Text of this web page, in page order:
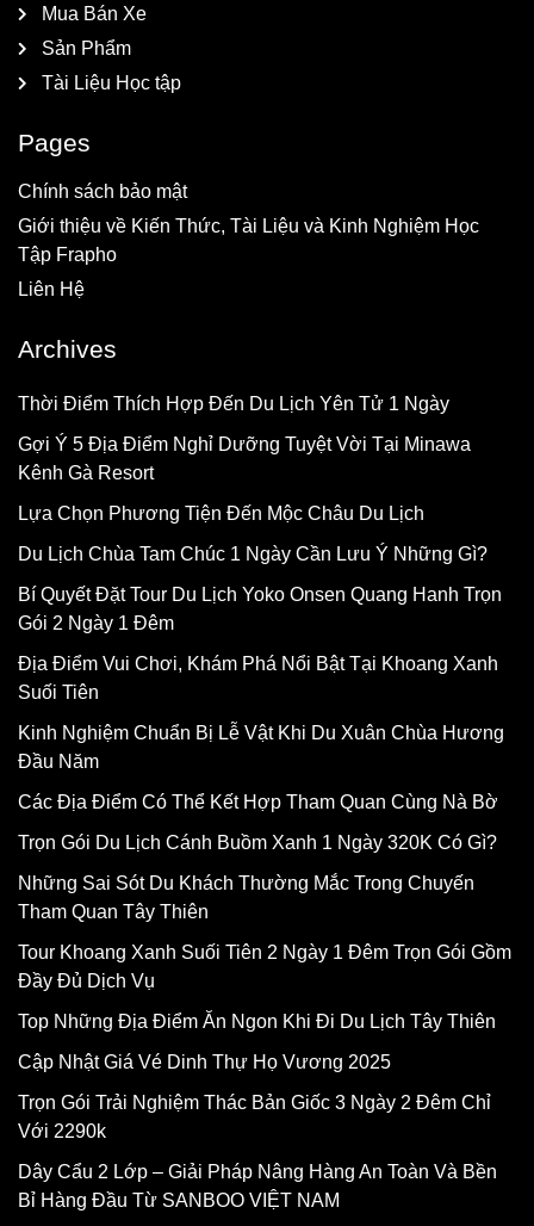
Mua Bán Xe
Sản Phẩm
Tài Liệu Học tập
Pages
Chính sách bảo mật
Giới thiệu về Kiến Thức, Tài Liệu và Kinh Nghiệm Học
Tập Frapho
Liên Hệ
Archives
Thời Điểm Thích Hợp Đến Du Lịch Yên Tử 1 Ngày
Gợi Ý 5 Địa Điểm Nghỉ Dưỡng Tuyệt Vời Tại Minawa
Kênh Gà Resort
Lựa Chọn Phương Tiện Đến Mộc Châu Du Lịch
Du Lịch Chùa Tam Chúc 1 Ngày Cần Lưu Ý Những Gì?
Bí Quyết Đặt Tour Du Lịch Yoko Onsen Quang Hanh Trọn
Gói 2 Ngày 1 Đêm
Địa Điểm Vui Chơi, Khám Phá Nổi Bật Tại Khoang Xanh
Suối Tiên
Kinh Nghiệm Chuẩn Bị Lễ Vật Khi Du Xuân Chùa Hương
Đầu Năm
Các Địa Điểm Có Thể Kết Hợp Tham Quan Cùng Nà Bờ
Trọn Gói Du Lịch Cánh Buồm Xanh 1 Ngày 320K Có Gì?
Những Sai Sót Du Khách Thường Mắc Trong Chuyến
Tham Quan Tây Thiên
Tour Khoang Xanh Suối Tiên 2 Ngày 1 Đêm Trọn Gói Gồm
Đầy Đủ Dịch Vụ
Top Những Địa Điểm Ăn Ngon Khi Đi Du Lịch Tây Thiên
Cập Nhật Giá Vé Dinh Thự Họ Vương 2025
Trọn Gói Trải Nghiệm Thác Bản Giốc 3 Ngày 2 Đêm Chỉ
Với 2290k
Dây Cẩu 2 Lớp – Giải Pháp Nâng Hàng An Toàn Và Bền
Bỉ Hàng Đầu Từ SANBOO VIỆT NAM